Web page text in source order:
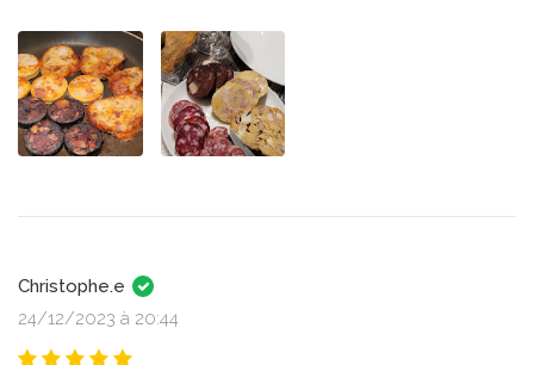
Christophe.e
24/12/2023 à 20:44